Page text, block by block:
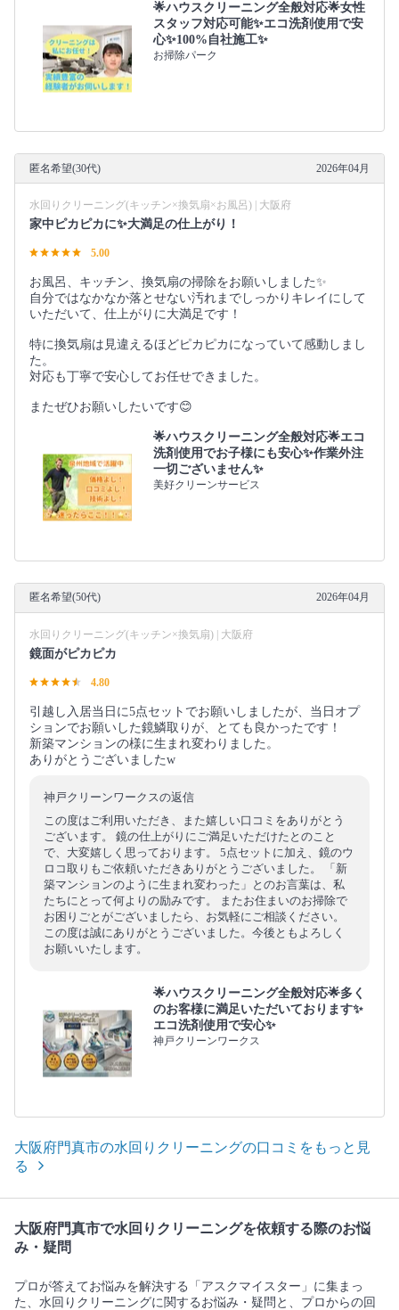
🌟ハウスクリーニング全般対応🌟女性
スタッフ対応可能✨エコ洗剤使用で安
心✨100%自社施工✨
お掃除パーク
匿名希望(30代) 2026年04月
水回りクリーニング(キッチン×換気扇×お風呂) | 大阪府
家中ピカピカに✨大満足の仕上がり！
5.00
お風呂、キッチン、換気扇の掃除をお願いしました✨
自分ではなかなか落とせない汚れまでしっかりキレイにして
いただいて、仕上がりに大満足です！
特に換気扇は見違えるほどピカピカになっていて感動しまし
た。
対応も丁寧で安心してお任せできました。
またぜひお願いしたいです😊
🌟ハウスクリーニング全般対応🌟エコ
洗剤使用でお子様にも安心✨作業外注
一切ございません✨
美好クリーンサービス
匿名希望(50代) 2026年04月
水回りクリーニング(キッチン×換気扇) | 大阪府
鏡面がピカピカ
4.80
引越し入居当日に5点セットでお願いしましたが、当日オプ
ションでお願いした鏡鱗取りが、とても良かったです！
新築マンションの様に生まれ変わりました。
ありがとうございましたw
神戸クリーンワークスの返信
この度はご利用いただき、また嬉しい口コミをありがとう
ございます。 鏡の仕上がりにご満足いただけたとのこと
で、大変嬉しく思っております。 5点セットに加え、鏡のウ
ロコ取りもご依頼いただきありがとうございました。 「新
築マンションのように生まれ変わった」とのお言葉は、私
たちにとって何よりの励みです。 またお住まいのお掃除で
お困りごとがございましたら、お気軽にご相談ください。
この度は誠にありがとうございました。今後ともよろしく
お願いいたします。
🌟ハウスクリーニング全般対応🌟多く
のお客様に満足いただいております✨
エコ洗剤使用で安心✨
神戸クリーンワークス
大阪府門真市の水回りクリーニングの口コミをもっと見
る
大阪府門真市で水回りクリーニングを依頼する際のお悩
み・疑問
プロが答えてお悩みを解決する「アスクマイスター」に集まっ
た、水回りクリーニングに関するお悩み・疑問と、プロからの回